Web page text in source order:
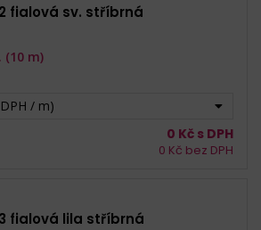
fialová sv. stříbrná
/ m)
(10 m)
0 Kč s DPH
0 Kč bez DPH
fialová lila stříbrná